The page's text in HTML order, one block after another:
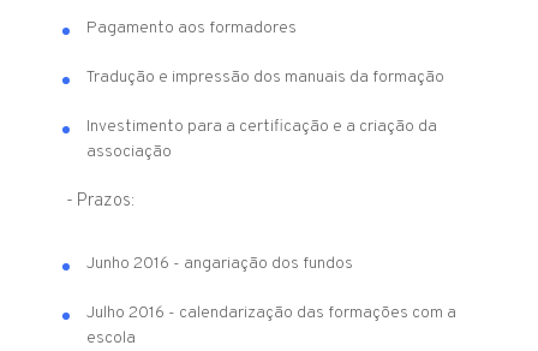
Pagamento aos formadores
Tradução e impressão dos manuais da formação
Investimento para a certificação e a criação da
associação
- Prazos:
Junho 2016 - angariação dos fundos
Julho 2016 - calendarização das formações com a
escola